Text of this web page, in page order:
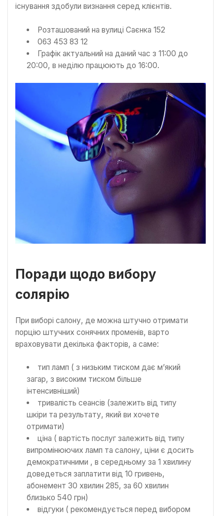
існування здобули визнання серед клієнтів.
Розташований на вулиці Саєнка 152
063 453 83 12
Графік актуальний на даний час з 11:00 до
20:00, в неділю працюють до 16:00.
Поради щодо вибору
солярію
При виборі салону, де можна штучно отримати
порцію штучних сонячних променів, варто
враховувати декілька факторів, а саме:
тип ламп ( з низьким тиском дає м’який
загар, з високим тиском більше
інтенсивніший)
тривалість сеансів (залежить від типу
шкіри та результату, який ви хочете
отримати)
ціна ( вартість послуг залежить від типу
випромінюючих ламп та салону, ціни є досить
демократичними , в середньому за 1 хвилину
доведеться заплатити від 10 гривень,
абонемент 30 хвилин 285, за 60 хвилин
близько 540 грн)
відгуки ( рекомендується перед вибором